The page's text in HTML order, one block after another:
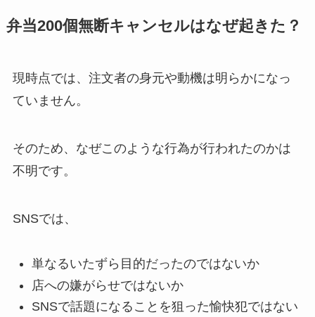
弁当200個無断キャンセルはなぜ起きた？
現時点では、注文者の身元や動機は明らかになっ
ていません。
そのため、なぜこのような行為が行われたのかは
不明です。
SNSでは、
単なるいたずら目的だったのではないか
店への嫌がらせではないか
SNSで話題になることを狙った愉快犯ではない